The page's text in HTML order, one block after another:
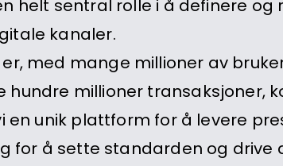
helt sentral rolle i å definere
kanaler.
med mange millioner av
millioner transaksjoner,
unik plattform for å levere
for å sette standarden og drive